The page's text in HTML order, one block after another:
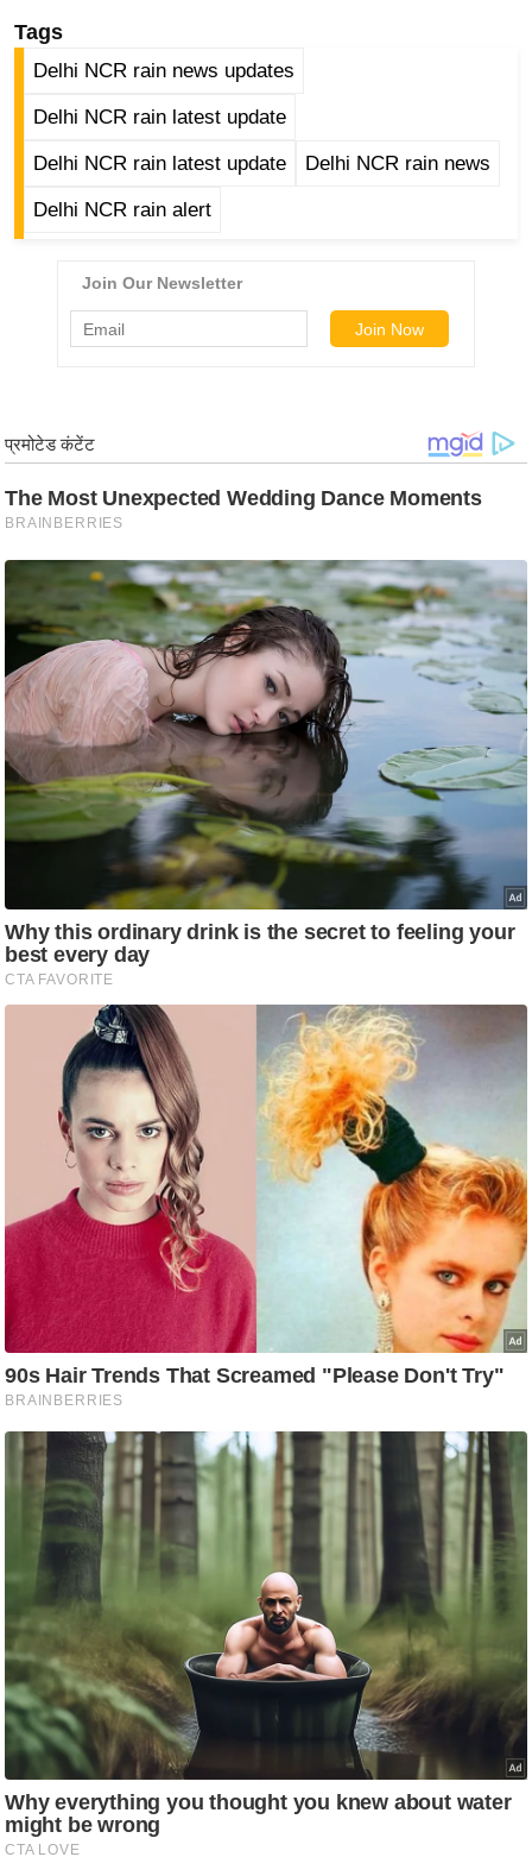
/
फै
श
न
घ
लू
स्थ
ल
फि
ट
ने
स
मं
त्रा
रि
ले
श
न
शि
प
ज
नी
ति
सा
म
मा
तृ
भू
मि
स्तं
आ
र
.
आ
ई
.
चा
य
Tags
Delhi NCR rain news updates
Delhi NCR rain latest update
Delhi NCR rain latest update Delhi NCR rain news
Delhi NCR rain alert